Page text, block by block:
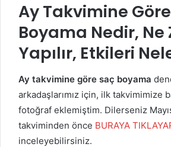
Ay Takvimine
Boyama Nedir, Ne
Yapılır, Etkileri
Ay takvimine göre saç boyama
arkadaşlarımız için, ilk takvimimize
fotoğraf eklemiştim. Dilerseniz
takviminden önce BURAYA
inceleyebilirsiniz.